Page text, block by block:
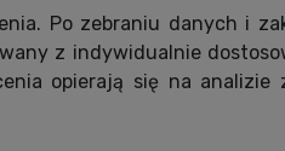
Po zebraniu danych i
z indywidualnie
opierają się na